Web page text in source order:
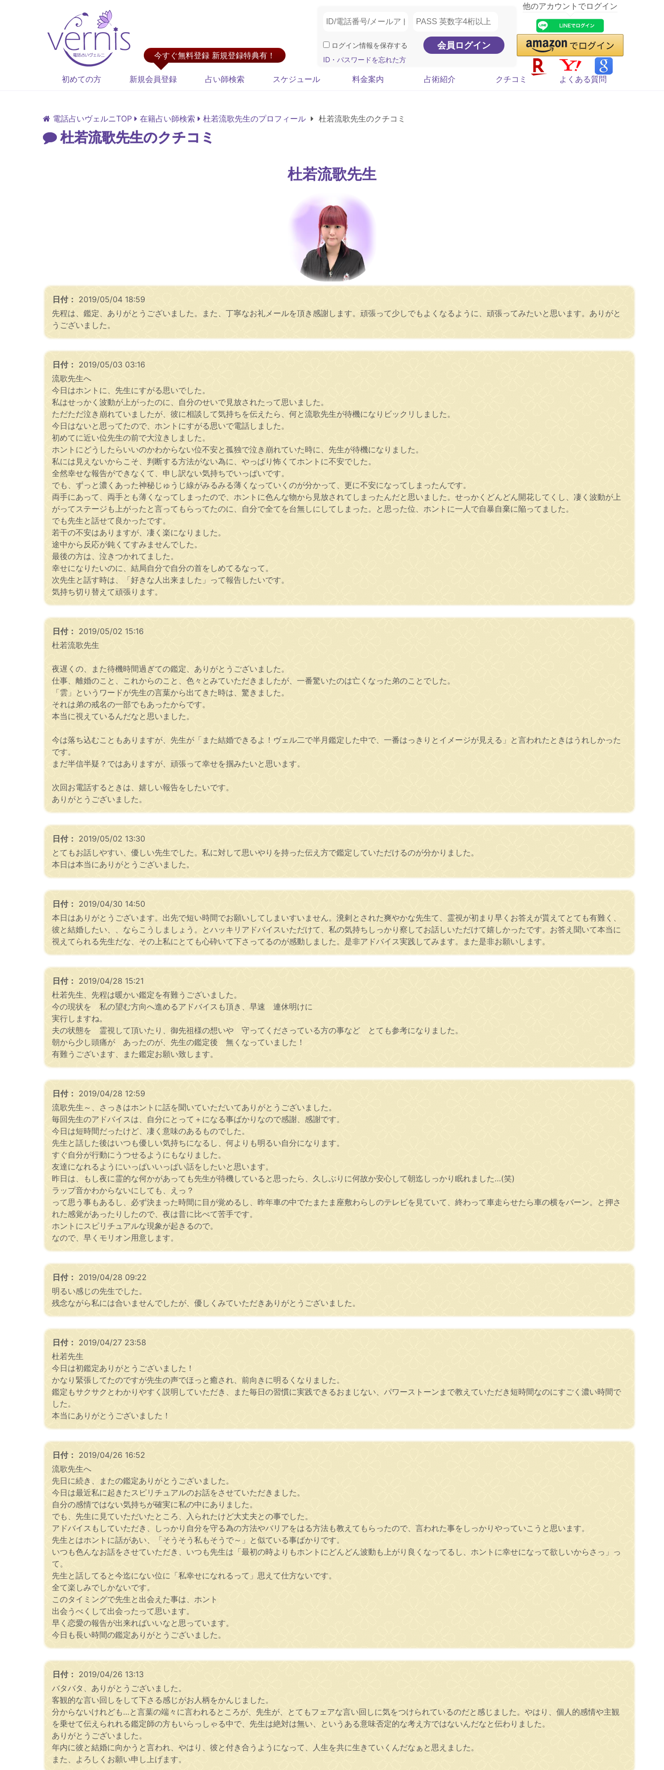
今すぐ無料登録 新規登録特典有！
ログイン情報を保存する
ID・パスワードを忘れた方
他のアカウントでログイン
初めての方 新規会員登録 占い師検索 スケジュール 料金案内 占術紹介 クチコミ よくある質問
電話占いヴェルニTOP 在籍占い師検索 杜若流歌先生のプロフィール 杜若流歌先生のクチコミ
杜若流歌先生のクチコミ
杜若流歌先生
日付： 2019/05/04 18:59
先程は、鑑定、ありがとうございました。また、丁寧なお礼メールを頂き感謝します。頑張って少しでもよくなるように、頑張ってみたいと思います。ありがと
うございました。
日付： 2019/05/03 03:16
流歌先生へ
今日はホントに、先生にすがる思いでした。
私はせっかく波動が上がったのに、自分のせいで見放されたって思いました。
ただただ泣き崩れていましたが、彼に相談して気持ちを伝えたら、何と流歌先生が待機になりビックリしました。
今日はないと思ってたので、ホントにすがる思いで電話しました。
初めてに近い位先生の前で大泣きしました。
ホントにどうしたらいいのかわからない位不安と孤独で泣き崩れていた時に、先生が待機になりました。
私には見えないからこそ、判断する方法がない為に、やっぱり怖くてホントに不安でした。
全然幸せな報告ができなくて、申し訳ない気持ちでいっぱいです。
でも、ずっと濃くあった神秘じゅうじ線がみるみる薄くなっていくのが分かって、更に不安になってしまったんです。
両手にあって、両手とも薄くなってしまったので、ホントに色んな物から見放されてしまったんだと思いました。せっかくどんどん開花してくし、凄く波動が上
がってステージも上がったと言ってもらってたのに、自分で全てを台無しにしてしまった。と思った位、ホントに一人で自暴自棄に陥ってました。
でも先生と話せて良かったです。
若干の不安はありますが、凄く楽になりました。
途中から反応が鈍くてすみませんでした。
最後の方は、泣きつかれてました。
幸せになりたいのに、結局自分で自分の首をしめてるなって。
次先生と話す時は、「好きな人出来ました」って報告したいです。
気持ち切り替えて頑張ります。
日付： 2019/05/02 15:16
杜若流歌先生
夜遅くの、また待機時間過ぎての鑑定、ありがとうございました。
仕事、離婚のこと、これからのこと、色々とみていただきましたが、一番驚いたのは亡くなった弟のことでした。
「雲」というワードが先生の言葉から出てきた時は、驚きました。
それは弟の戒名の一部でもあったからです。
本当に視えているんだなと思いました。
今は落ち込むこともありますが、先生が「また結婚できるよ！ヴェル二で半月鑑定した中で、一番はっきりとイメージが見える」と言われたときはうれしかった
です。
まだ半信半疑？ではありますが、頑張って幸せを掴みたいと思います。
次回お電話するときは、嬉しい報告をしたいです。
ありがとうございました。
日付： 2019/05/02 13:30
とてもお話しやすい、優しい先生でした。私に対して思いやりを持った伝え方で鑑定していただけるのが分かりました。
本日は本当にありがとうございました。
日付： 2019/04/30 14:50
本日はありがとうございます。出先で短い時間でお願いしてしまいすいません。溌剌とされた爽やかな先生て、霊視が初まり早くお答えが貰えてとても有難く、
彼と結婚したい、、ならこうしましょう。とハッキリアドバイスいただけて、私の気持ちしっかり察してお話しいただけて嬉しかったです。お答え聞いて本当に
視えてられる先生だな、その上私にとても心砕いて下さってるのが感動しました。是非アドバイス実践してみます。また是非お願いします。
日付： 2019/04/28 15:21
杜若先生、先程は暖かい鑑定を有難うございました。
今の現状を 私の望む方向へ進めるアドバイスも頂き、早速 連休明けに
実行しますね。
夫の状態を 霊視して頂いたり、御先祖様の想いや 守ってくださっている方の事など とても参考になりました。
朝から少し頭痛が あったのが、先生の鑑定後 無くなっていました！
有難うございます、また鑑定お願い致します。
日付： 2019/04/28 12:59
流歌先生～、さっきはホントに話を聞いていただいてありがとうございました。
毎回先生のアドバイスは、自分にとって＋になる事ばかりなので感謝、感謝です。
今日は短時間だったけど、凄く意味のあるものでした。
先生と話した後はいつも優しい気持ちになるし、何よりも明るい自分になります。
すぐ自分が行動にうつせるようにもなりました。
友達になれるようにいっぱいいっぱい話をしたいと思います。
昨日は、もし夜に霊的な何かがあっても先生が待機していると思ったら、久しぶりに何故か安心して朝迄しっかり眠れました…(笑)
ラップ音かわからないにしても、えっ？
って思う事もあるし、必ず決まった時間に目が覚めるし、昨年車の中でたまたま座敷わらしのテレビを見ていて、終わって車走らせたら車の横をバーン。と押さ
れた感覚があったりしたので、夜は昔に比べて苦手です。
ホントにスピリチュアルな現象が起きるので。
なので、早くモリオン用意します。
日付： 2019/04/28 09:22
明るい感じの先生でした。
残念ながら私には合いませんでしたが、優しくみていただきありがとうございました。
日付： 2019/04/27 23:58
杜若先生
今日は初鑑定ありがとうございました！
かなり緊張してたのですが先生の声でほっと癒され、前向きに明るくなりました。
鑑定もサクサクとわかりやすく説明していただき、また毎日の習慣に実践できるおまじない、パワーストーンまで教えていただき短時間なのにすごく濃い時間で
した。
本当にありがとうございました！
日付： 2019/04/26 16:52
流歌先生へ
先日に続き、またの鑑定ありがとうございました。
今日は最近私に起きたスピリチュアルのお話をさせていただきました。
自分の感情ではない気持ちが確実に私の中にありました。
でも、先生に見ていただいたところ、入られたけど大丈夫との事でした。
アドバイスもしていただき、しっかり自分を守る為の方法やバリアをはる方法も教えてもらったので、言われた事をしっかりやっていこうと思います。
先生とはホントに話があい、「そうそう私もそうで～」と似ている事ばかりです。
いつも色んなお話をさせていただき、いつも先生は「最初の時よりもホントにどんどん波動も上がり良くなってるし、ホントに幸せになって欲しいからさっ」っ
て。
先生と話してると今迄にない位に「私幸せになれるって」思えて仕方ないです。
全て楽しみでしかないです。
このタイミングで先生と出会えた事は、ホント
出会うべくして出会ったって思います。
早く恋愛の報告が出来ればいいなと思っています。
今日も長い時間の鑑定ありがとうございました。
日付： 2019/04/26 13:13
バタバタ、ありがとうございました。
客観的な言い回しをして下さる感じがお人柄をかんじました。
分からないけれども…と言葉の端々に言われるところが、先生が、とてもフェアな言い回しに気をつけられているのだと感じました。やはり、個人的感情や主観
を乗せて伝えられれる鑑定師の方もいらっしゃる中で、先生は絶対は無い、というある意味否定的な考え方ではないんだなと伝わりました。
ありがとうございました。
年内に彼と結婚に向かうと言われ、やはり、彼と付き合うようになって、人生を共に生きていくんだなぁと思えました。
また、よろしくお願い申し上げます。